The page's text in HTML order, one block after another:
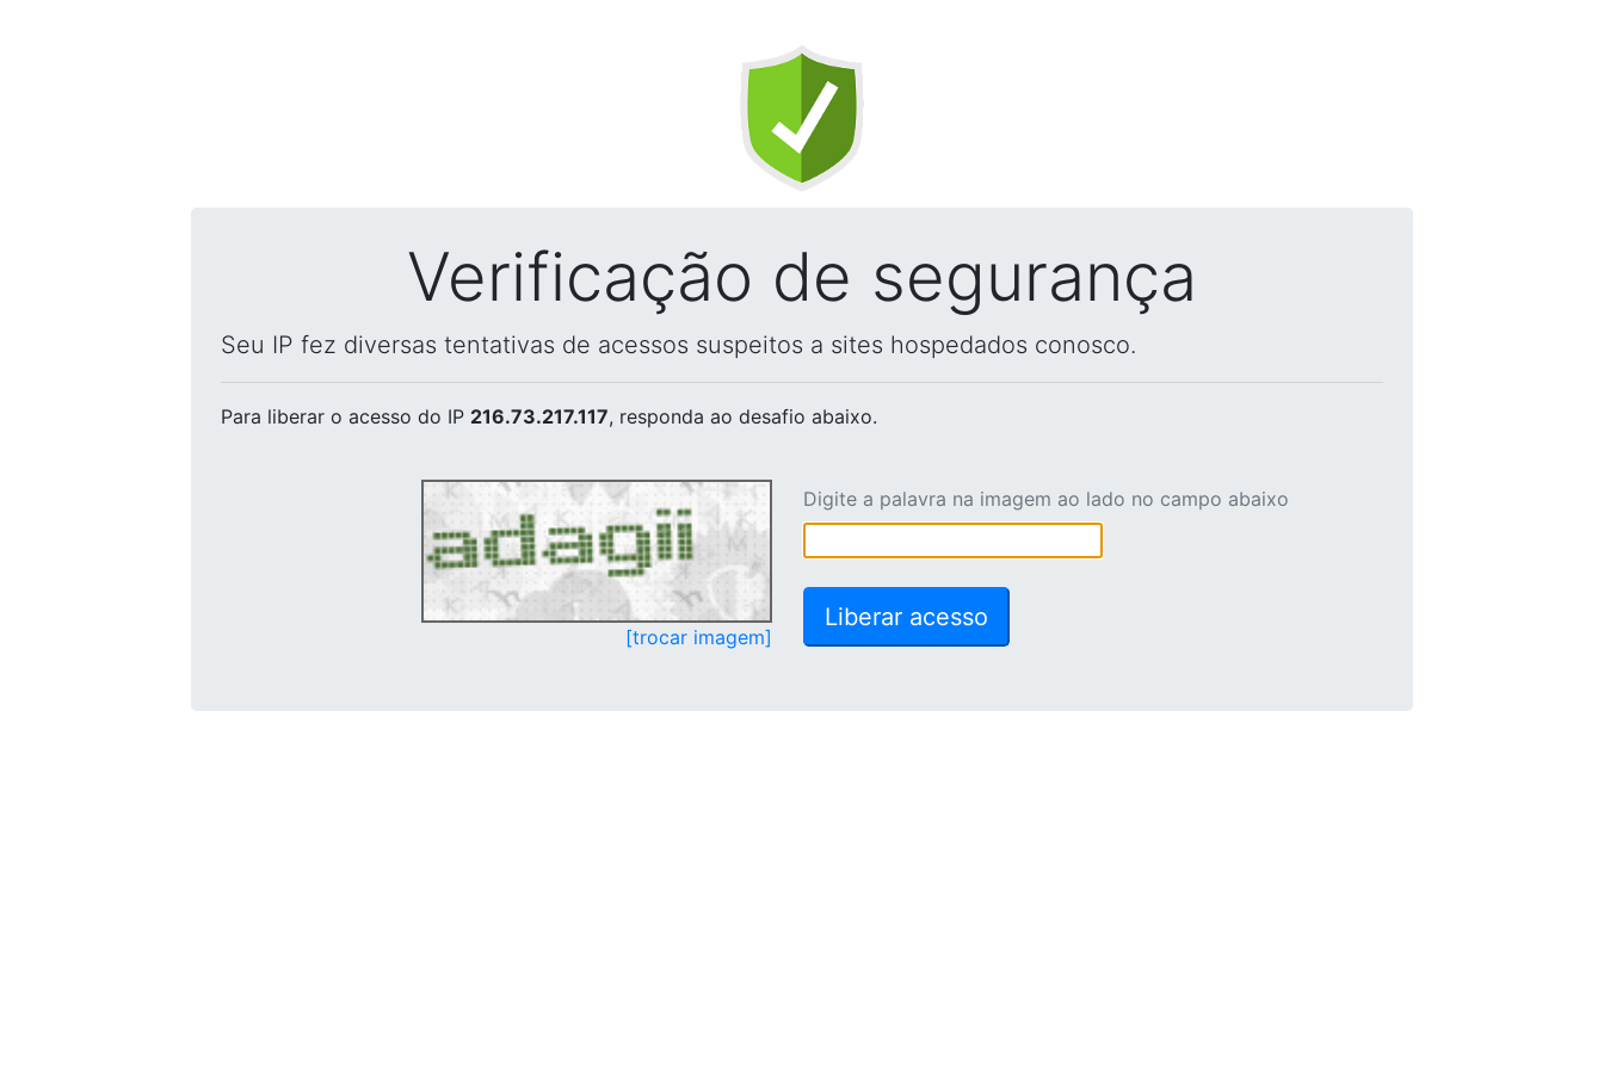
Verificação de segurança
Seu IP fez diversas tentativas de acessos suspeitos a sites hospedados conosco.
Para liberar o acesso do IP 216.73.217.117, responda ao desafio abaixo.
[trocar imagem]
Digite a palavra na imagem ao lado no campo abaixo